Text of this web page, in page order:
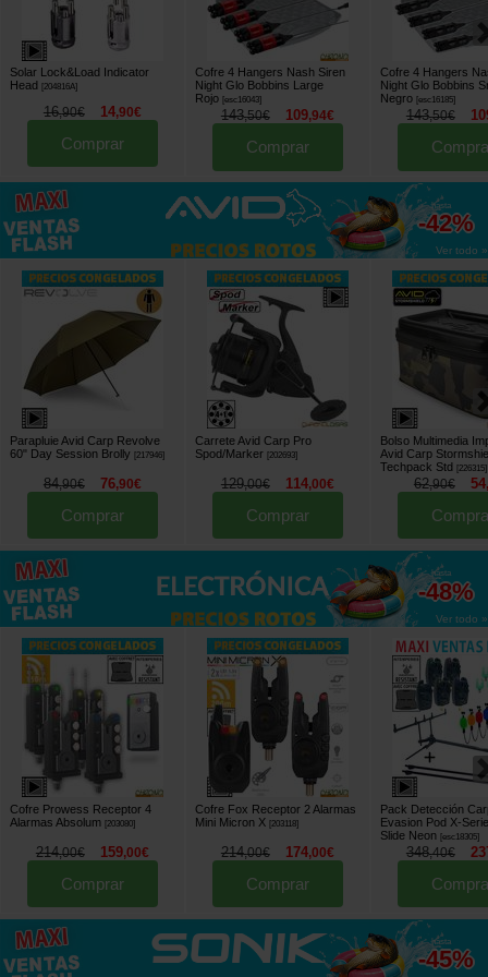
Solar Lock&Load Indicator
Head
[204816A]
16,90€ 14,90€
Comprar
Cofre 4 Hangers Nash Siren
Night Glo Bobbins Large
Rojo [esc16043]
143,50€ 109,94€
Comprar
Cofre 4 Hangers
Night Glo Bobbins
Negro [esc16185]
143,50€
hasta
-42%
Ver todo »
Parapluie Avid Carp Revolve
60" Day Session Brolly
[217946]
84,90€ 76,90€
Comprar
Carrete Avid Carp Pro
Spod/Marker [202693]
129,00€ 114,00€
Comprar
Bolso Multimedia
Avid Carp
Techpack Std
[226315]
62,90€ 54
hasta
-48%
Ver todo »
Cofre Prowess Receptor 4
Alarmas Absolum [203080]
214,00€ 159,00€
Comprar
Cofre Fox Receptor 2 Alarmas
Mini Micron X [203118]
214,00€ 174,00€
Comprar
Pack Detección
Evasion Pod X-
Slide Neon [esc18305]
348,40€
hasta
-45%